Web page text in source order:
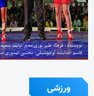
ورزشی